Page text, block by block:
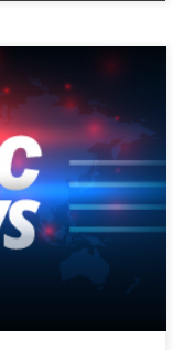
分享信息，願神豐盛